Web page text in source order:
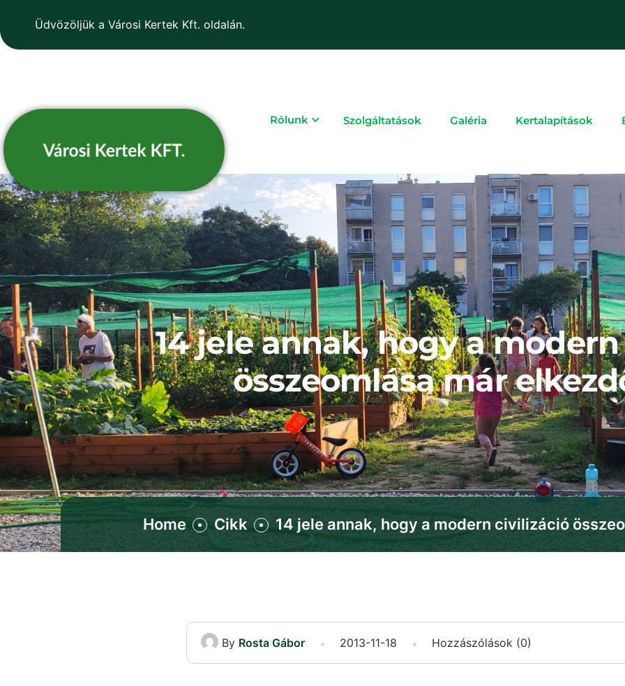
Üdvözöljük a Városi Kertek Kft. oldalán.
Rólunk Szolgáltatások Galéria Kertalapítások
14 jele annak, hogy a
összeomlása már
Home Cikk 14 jele annak, hogy a modern civilizáció
By Rosta Gábor 2013-11-18 Hozzászólások (0)